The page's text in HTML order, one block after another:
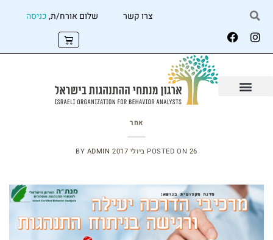
צרו קשר שלום אורח/ת,כניסה
אחר
POSTED ON 26 ביולי 2017 BY ADMIN